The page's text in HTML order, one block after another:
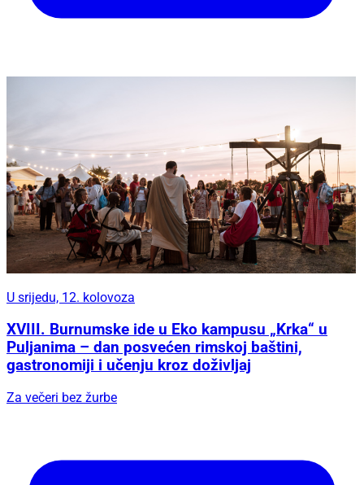
U srijedu, 12. kolovoza
XVIII. Burnumske ide u Eko kampusu „Krka“ u
Puljanima – dan posvećen rimskoj baštini,
gastronomiji i učenju kroz doživljaj
Za večeri bez žurbe